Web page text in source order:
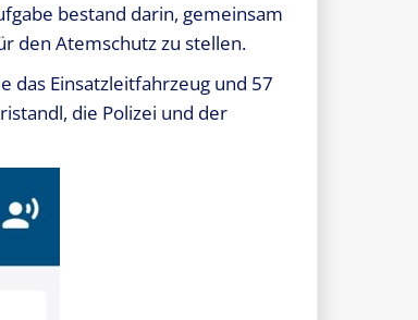
bestand darin, gemeinsam
den Atemschutz zu stellen.
das Einsatzleitfahrzeug und 57
die Polizei und der